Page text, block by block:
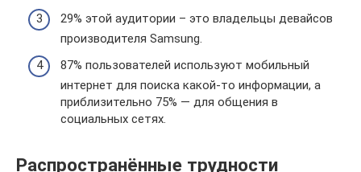
29% этой аудитории – это владельцы девайсов
производителя Samsung.
87% пользователей используют мобильный
интернет для поиска какой-то информации, а
приблизительно 75% — для общения в
социальных сетях.
Распространённые трудности